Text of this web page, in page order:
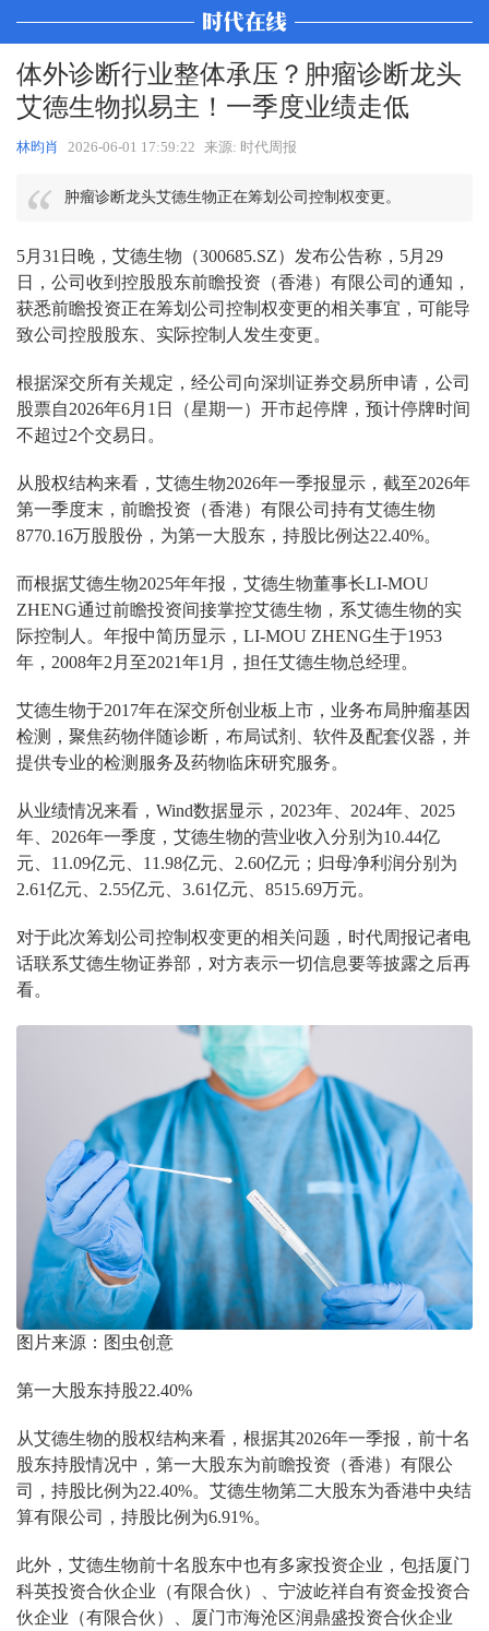
体外诊断行业整体承压？肿瘤诊断龙头
艾德生物拟易主！一季度业绩走低
林昀肖 2026-06-01 17:59:22 来源: 时代周报
肿瘤诊断龙头艾德生物正在筹划公司控制权变更。
5月31日晚，艾德生物（300685.SZ）发布公告称，5月29
日，公司收到控股股东前瞻投资（香港）有限公司的通知，
获悉前瞻投资正在筹划公司控制权变更的相关事宜，可能导
致公司控股股东、实际控制人发生变更。
根据深交所有关规定，经公司向深圳证券交易所申请，公司
股票自2026年6月1日（星期一）开市起停牌，预计停牌时间
不超过2个交易日。
从股权结构来看，艾德生物2026年一季报显示，截至2026年
第一季度末，前瞻投资（香港）有限公司持有艾德生物
8770.16万股股份，为第一大股东，持股比例达22.40%。
而根据艾德生物2025年年报，艾德生物董事长LI-MOU
ZHENG通过前瞻投资间接掌控艾德生物，系艾德生物的实
际控制人。年报中简历显示，LI-MOU ZHENG生于1953
年，2008年2月至2021年1月，担任艾德生物总经理。
艾德生物于2017年在深交所创业板上市，业务布局肿瘤基因
检测，聚焦药物伴随诊断，布局试剂、软件及配套仪器，并
提供专业的检测服务及药物临床研究服务。
从业绩情况来看，Wind数据显示，2023年、2024年、2025
年、2026年一季度，艾德生物的营业收入分别为10.44亿
元、11.09亿元、11.98亿元、2.60亿元；归母净利润分别为
2.61亿元、2.55亿元、3.61亿元、8515.69万元。
对于此次筹划公司控制权变更的相关问题，时代周报记者电
话联系艾德生物证券部，对方表示一切信息要等披露之后再
看。
图片来源：图虫创意
第一大股东持股22.40%
从艾德生物的股权结构来看，根据其2026年一季报，前十名
股东持股情况中，第一大股东为前瞻投资（香港）有限公
司，持股比例为22.40%。艾德生物第二大股东为香港中央结
算有限公司，持股比例为6.91%。
此外，艾德生物前十名股东中也有多家投资企业，包括厦门
科英投资合伙企业（有限合伙）、宁波屹祥自有资金投资合
伙企业（有限合伙）、厦门市海沧区润鼎盛投资合伙企业